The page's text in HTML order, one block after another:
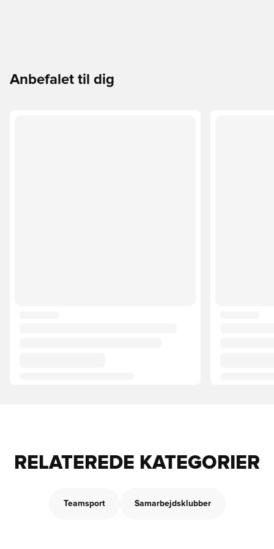
Anbefalet til dig
RELATEREDE KATEGORIER
Teamsport Samarbejdsklubber